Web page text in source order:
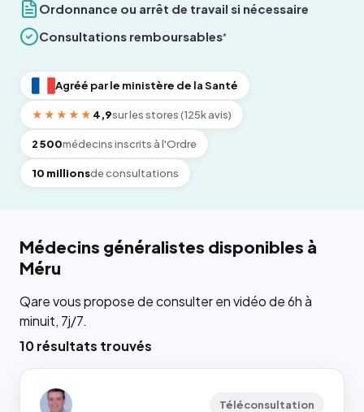
Ordonnance ou arrêt de travail si nécessaire
Consultations remboursables*
Agréé par le ministère de la Santé
★★★★★ 4,9sur les stores (125k avis)
2 500médecins inscrits à l'Ordre
10 millionsde consultations
Médecins généralistes disponibles à
Méru
Qare vous propose de consulter en vidéo de 6h à
minuit, 7j/7.
10 résultats trouvés
Téléconsultation